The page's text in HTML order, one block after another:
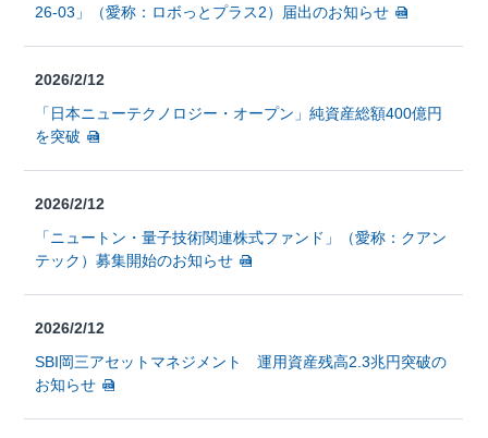
26-03」（愛称：ロボっとプラス2）届出のお知らせ
2026/2/12
「日本ニューテクノロジー・オープン」純資産総額400億円
を突破
2026/2/12
「ニュートン・量子技術関連株式ファンド」（愛称：クアン
テック）募集開始のお知らせ
2026/2/12
SBI岡三アセットマネジメント 運用資産残高2.3兆円突破の
お知らせ